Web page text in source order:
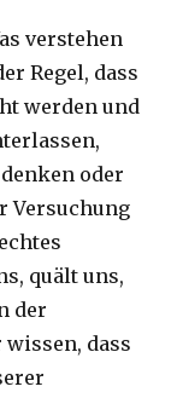
verstehen
Regel, dass
werden und
oder
Versuchung
quält uns,
der
dass